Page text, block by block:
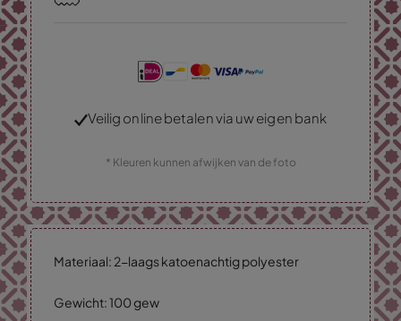
Veilig online betalen via uw eigen bank
* Kleuren kunnen afwijken van de foto
Materiaal: 2-laags katoenachtig polyester
Gewicht: 100 gew